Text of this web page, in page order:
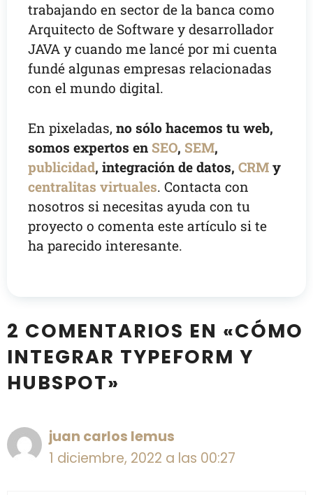
trabajando en sector de la banca como
Arquitecto de Software y desarrollador
JAVA y cuando me lancé por mi cuenta
fundé algunas empresas relacionadas
con el mundo digital.
En pixeladas, no sólo hacemos tu web,
somos expertos en SEO, SEM,
publicidad, integración de datos, CRM y
centralitas virtuales. Contacta con
nosotros si necesitas ayuda con tu
proyecto o comenta este artículo si te
ha parecido interesante.
2 COMENTARIOS EN «CÓMO
INTEGRAR TYPEFORM Y
HUBSPOT»
juan carlos lemus
1 diciembre, 2022 a las 00:27